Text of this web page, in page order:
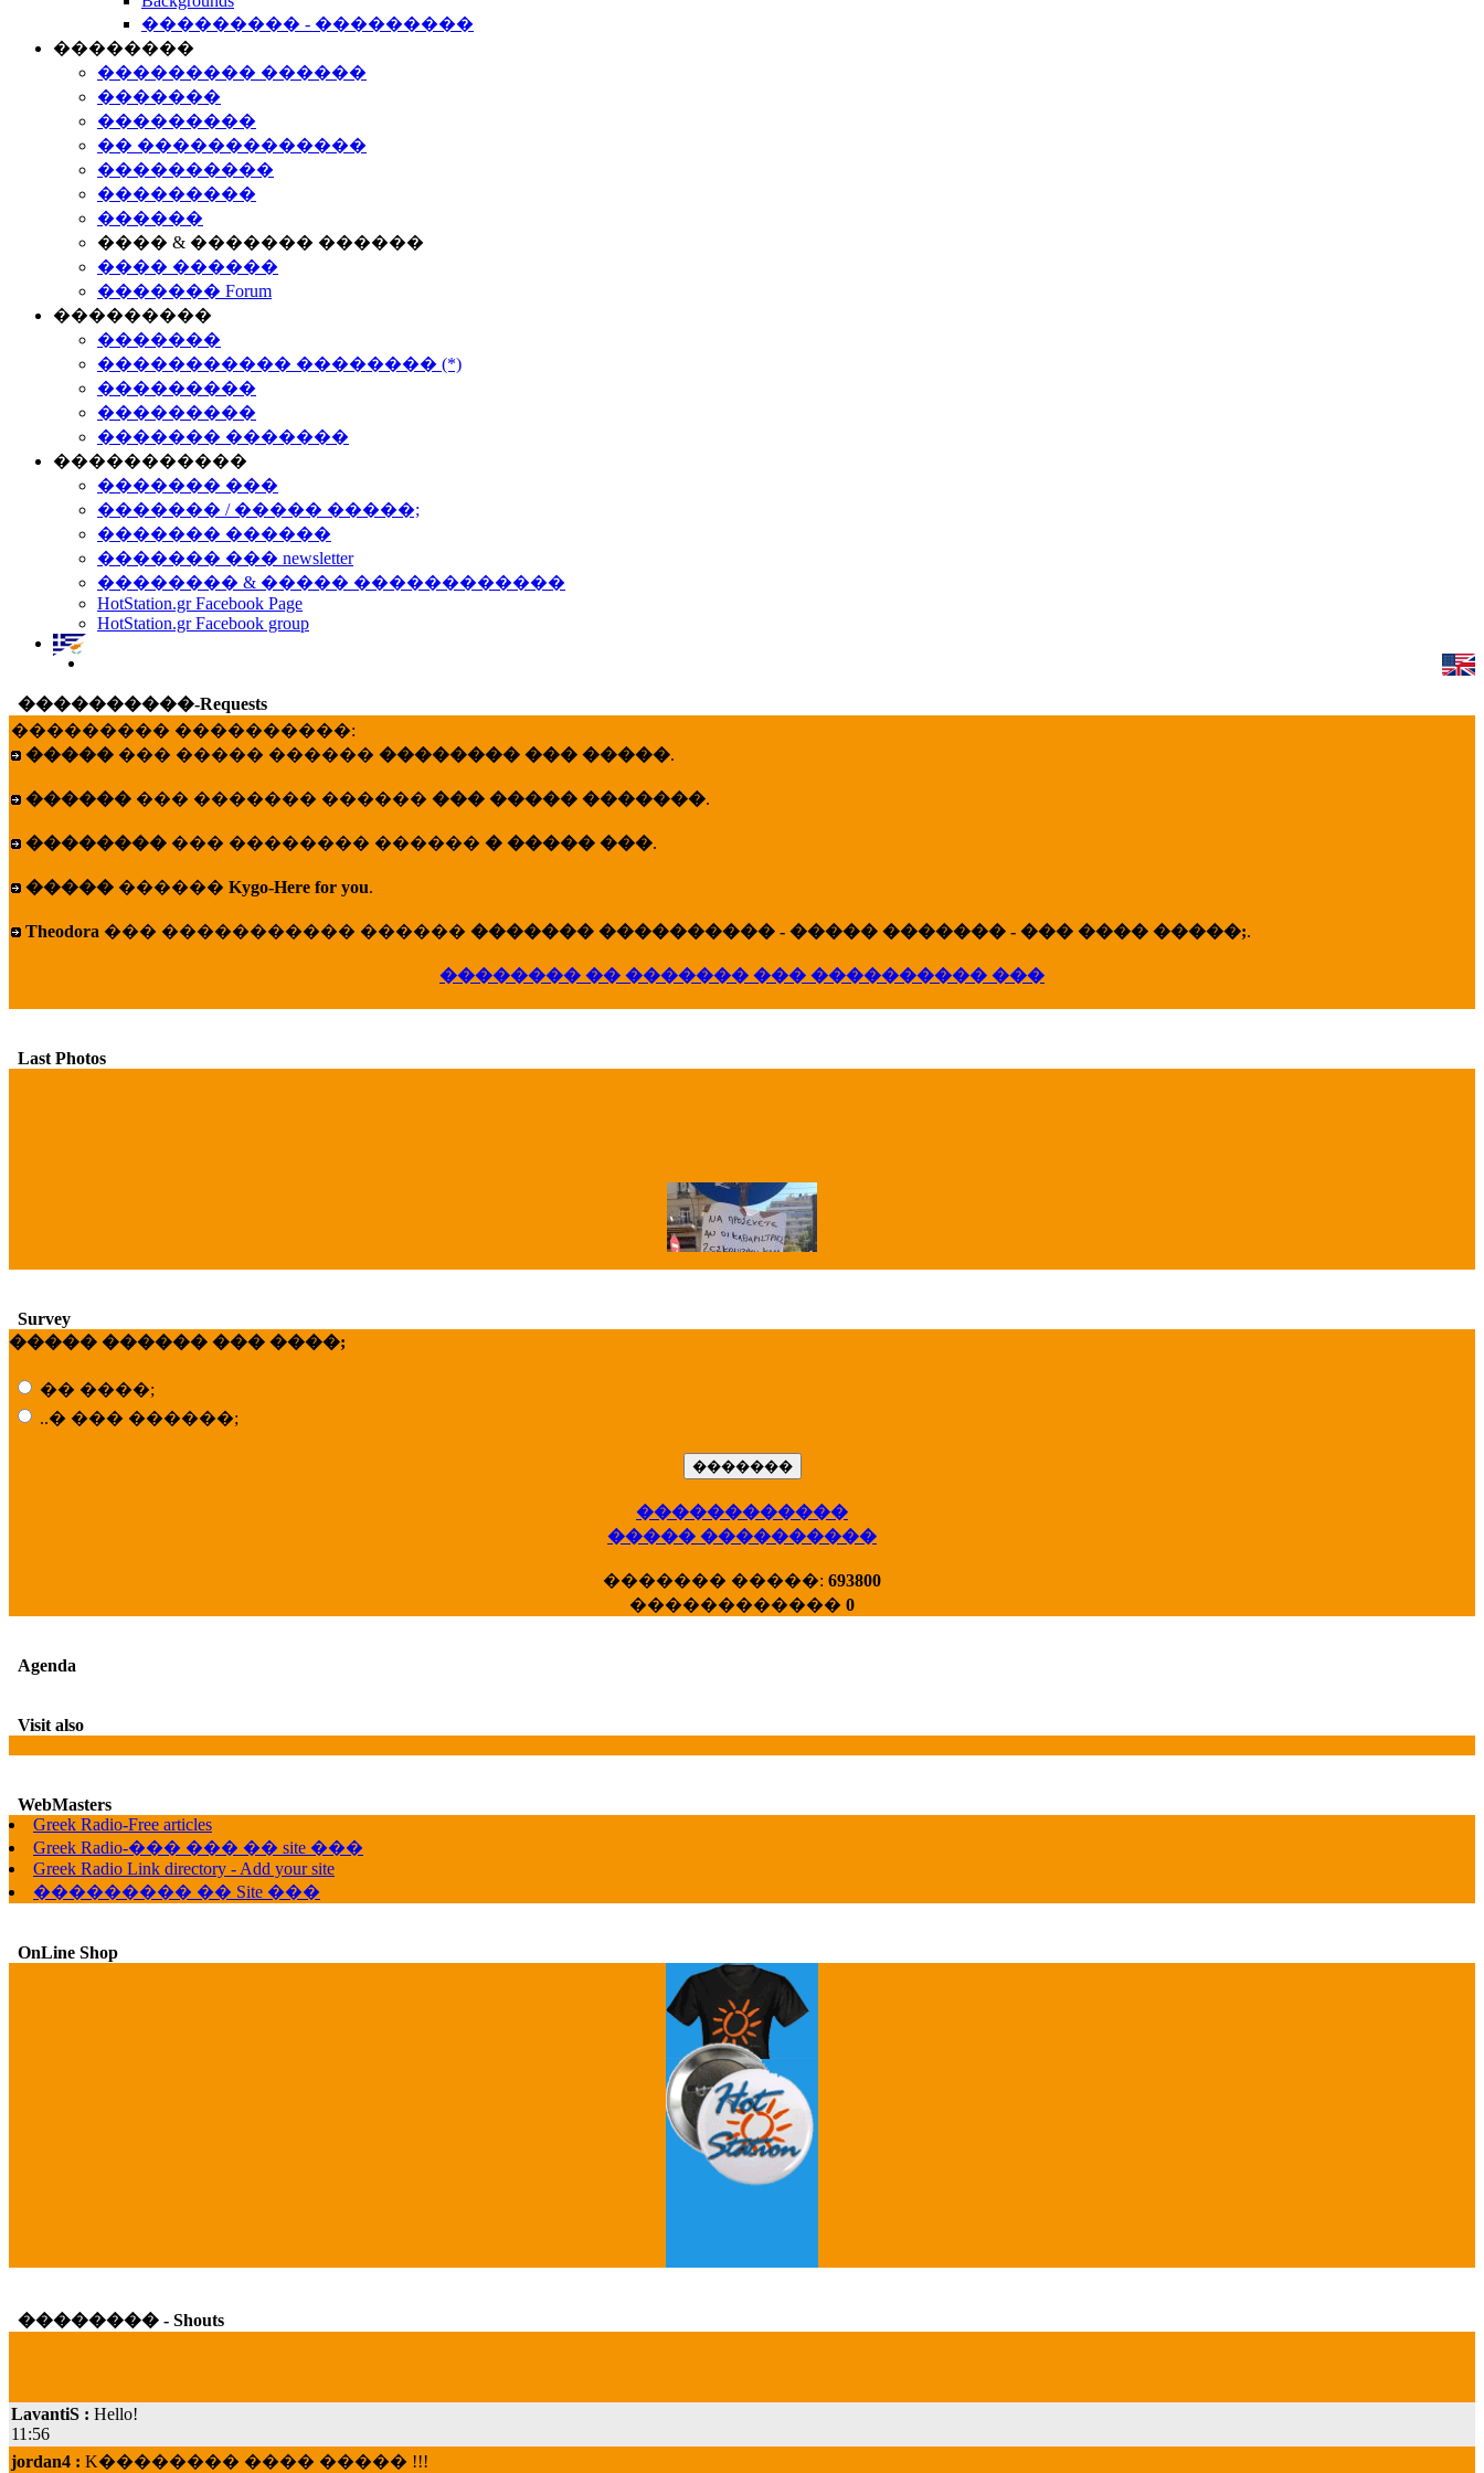
��������� - ���������
��������
��������� ������
�������
���������
�� �������������
����������
���������
������
���� & ������� ������
���� ������
������� Forum
���������
�������
����������� �������� (*)
���������
���������
������� �������
�����������
������� ���
������� / ����� �����;
������� ������
������� ��� newsletter
�������� & ����� ������������
HotStation.gr Facebook Page
HotStation.gr Facebook group
����������-Requests
��������� ����������:
����� ��� ����� ������ �������� ��� �����.
������ ��� ������� ������ ��� ����� �������.
�������� ��� �������� ������ � ����� ���.
����� ������ Kygo-Here for you.
Theodora ��� ����������� ������ ������� ���������� - ����� ������� - ��� ���� �����;.
�������� �� ������� ��� ���������� ���
Last Photos
X�����
����� HotStat
...
Grey's Anatomy
Survey
����� ������ ��� ����;
�� ����;
..� ��� ������;
������������
����� ����������
������� �����: 693800
������������ 0
Agenda
Visit also
WebMasters
Greek Radio-Free articles
Greek Radio-��� ��� �� site ���
Greek Radio Link directory - Add your site
��������� �� Site ���
OnLine Shop
�������� - Shouts
11:56
jordan4 :K�������� ���� ����� !!!
19:45